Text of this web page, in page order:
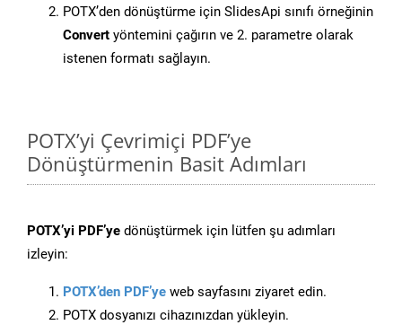
POTX’den dönüştürme için SlidesApi sınıfı örneğinin
Convert yöntemini çağırın ve 2. parametre olarak
istenen formatı sağlayın.
POTX’yi Çevrimiçi PDF’ye
Dönüştürmenin Basit Adımları
POTX’yi PDF’ye dönüştürmek için lütfen şu adımları
izleyin:
POTX’den PDF’ye web sayfasını ziyaret edin.
POTX dosyanızı cihazınızdan yükleyin.